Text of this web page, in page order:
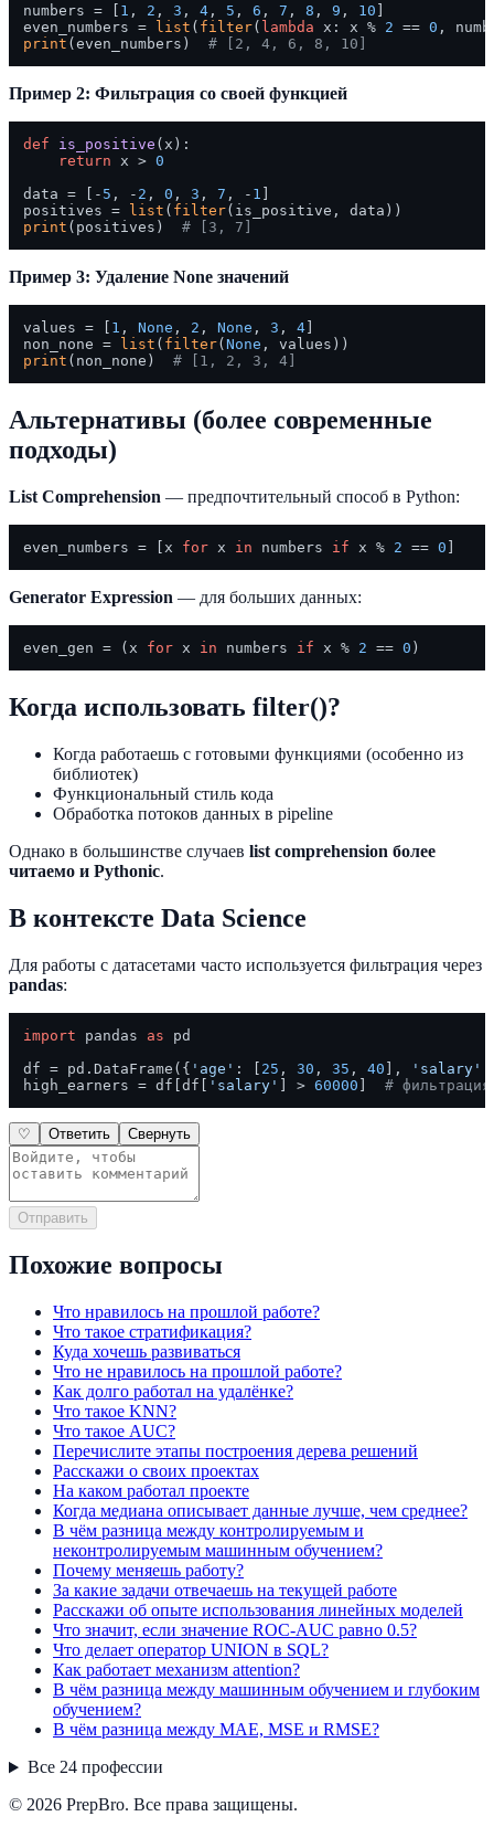
numbers = [ 1 , 2 , 3 , 4 , 5 , 6 , 7 , 8 , 9 , 10
even_numbers =
list ( filter( lambda x: x % 2 == 0
print (even_numbers) # [2, 4, 6, 8, 10]
Пример 2: Фильтрация со своей функцией
def is_positive ( x ):
return x > 0
data = [- 5 , - 2 , 0 , 3 , 7 , - 1
positives =
list ( filter
print (positives) # [3, 7]
Пример 3: Удаление None значений
values = [ 1 , None , 2 , None , 3 , 4
non_none =
list ( filter( None
print (non_none) # [1, 2, 3, 4]
Альтернативы (более современные
подходы)
List Comprehension — предпочтительный способ в Python:
even_numbers = [x for x in numbers if x % 2 == 0
Generator Expression — для больших данных:
even_gen = (x for x in numbers if x % 2 == 0
Когда использовать filter()?
Когда работаешь с готовыми функциями (особенно из
библиотек)
Функциональный стиль кода
Обработка потоков данных в pipeline
Однако в большинстве случаев list comprehension более
читаемо и Pythonic.
В контексте Data Science
Для работы с датасетами часто используется фильтрация через
pandas:
import pandas as pd
df = pd.DataFrame({ 'age' : [ 25 , 30 , 35 , 40 ], 'salary'
high_earners = df[df[ 'salary' ] > 60000 ] # фильтрация
♡ Ответить Свернуть
Отправить
Похожие вопросы
Что нравилось на прошлой работе?
Что такое стратификация?
Куда хочешь развиваться
Что не нравилось на прошлой работе?
Как долго работал на удалёнке?
Что такое KNN?
Что такое AUC?
Перечислите этапы построения дерева решений
Расскажи о своих проектах
На каком работал проекте
Когда медиана описывает данные лучше, чем среднее?
В чём разница между контролируемым и
неконтролируемым машинным обучением?
Почему меняешь работу?
За какие задачи отвечаешь на текущей работе
Расскажи об опыте использования линейных моделей
Что значит, если значение ROC-AUC равно 0.5?
Что делает оператор UNION в SQL?
Как работает механизм attention?
В чём разница между машинным обучением и глубоким
обучением?
В чём разница между MAE, MSE и RMSE?
Все 24 профессии
© 2026 PrepBro. Все права защищены.